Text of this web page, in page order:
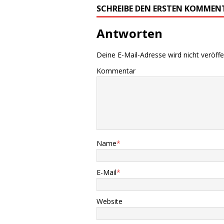
SCHREIBE DEN ERSTEN
Antworten
Deine E-Mail-Adresse wird nicht
Kommentar
Name*
E-Mail*
Website